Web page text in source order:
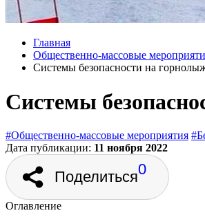
Главная
Общественно‑массовые
Cистемы безопасности на
Cистемы
#Общественно‑массовые мероприятия
Дата публикации: 11 ноября 2022
Поделиться0
Оглавление